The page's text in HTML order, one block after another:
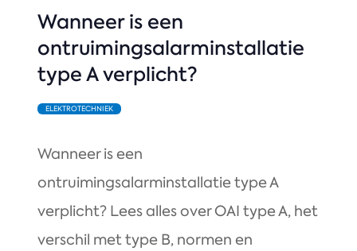
Wanneer is een
ontruimingsalarminstallatie
type A verplicht?
ELEKTROTECHNIEK
Wanneer is een
ontruimingsalarminstallatie type A
verplicht? Lees alles over OAI type A, het
verschil met type B, normen en